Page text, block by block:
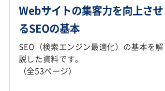
Webサイトの集客力を向上させ
るSEOの基本
SEO（検索エンジン最適化）の基本を解
説した資料です。
（全53ページ）